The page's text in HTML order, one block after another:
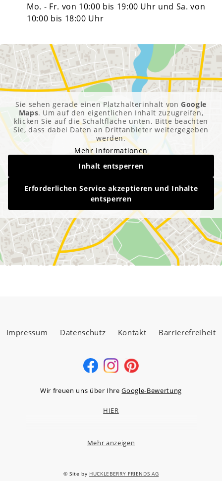
Mo. - Fr. von 10:00 bis 19:00 Uhr und Sa. von
10:00 bis 18:00 Uhr
Sie sehen gerade einen Platzhalterinhalt vonGoogle
Maps. Um auf den eigentlichen Inhalt zuzugreifen,
klicken Sie auf die Schaltfläche unten. Bitte beachten
Sie, dass dabei Daten an Drittanbieter weitergegeben
werden.
Mehr Informationen
Inhalt entsperren
Erforderlichen Service akzeptieren und Inhalte
entsperren
Impressum Datenschutz Kontakt Barrierefreiheit
Wir freuen uns über IhreGoogle-Bewertung
HIER
Niederstedter Weg 13A – 17, 61348 Bad Homburg v.d.H.
Mehr anzeigen
© Site by HUCKLEBERRY FRIENDS AG